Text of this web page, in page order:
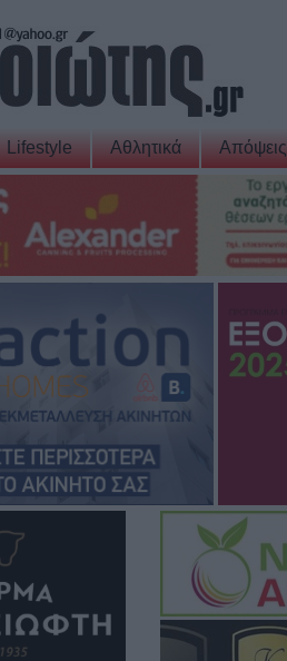
Lifestyle Αθλητικά Απόψεις